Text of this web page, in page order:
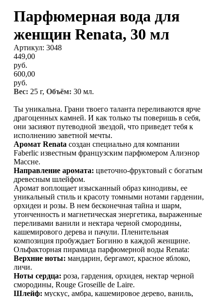
Парфюмерная вода для
женщин Renata, 30 мл
Артикул: 3048
449,00
руб.
600,00
руб.
Вес: 25 г, Объём: 30 мл.
Ты уникальна. Грани твоего таланта переливаются ярче
драгоценных камней. И как только ты поверишь в себя,
они засияют путеводной звездой, что приведет тебя к
исполнению заветной мечты.
Аромат Renata создан специально для компании
Faberlic известным французским парфюмером Алиэнор
Массне.
Направление аромата: цветочно-фруктовый с богатым
древесным шлейфом.
Аромат воплощает изысканный образ кинодивы, ее
уникальный стиль и красоту томными нотами гардении,
орхидеи и розы. В нем бесконечная тайна и шарм,
утонченность и магнетическая энергетика, выраженные
переливами ванили и нектара черной смородины,
кашемирового дерева и пачули. Пленительная
композиция пробуждает Богиню в каждой женщине.
Ольфакторная пирамида парфюмерной воды Renata:
Верхние ноты: мандарин, бергамот, красное яблоко,
личи.
Ноты сердца: роза, гардения, орхидея, нектар черной
смородины, Rouge Groseille de Laire.
Шлейф: мускус, амбра, кашемировое дерево, ваниль,